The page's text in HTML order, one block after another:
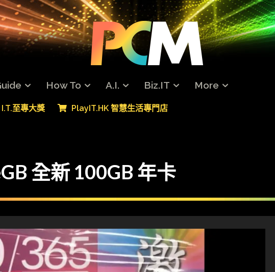
How To A.I. Biz.IT More
至專大獎 PlayIT.HK 智慧生活專門店
全新 100GB 年卡